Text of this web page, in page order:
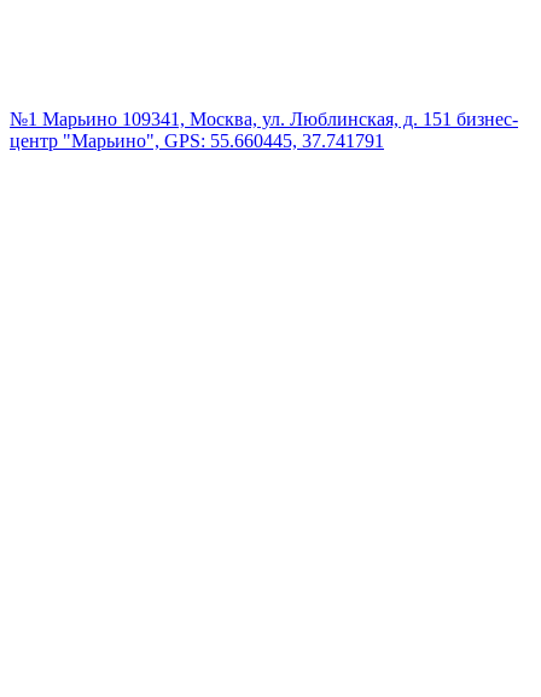
№1 Марьино 109341, Москва, ул. Люблинская, д. 151 бизнес-
центр "Марьино", GPS: 55.660445, 37.741791